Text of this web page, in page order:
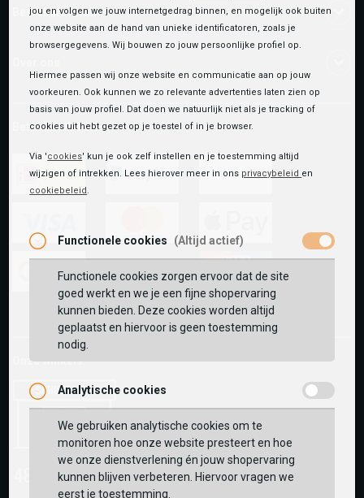
Bestelinformatie
Betaalmethoden
visa
fashion-
cheque
vvv-
giftcard
Onze winkels:
jou en volgen we jouw internetgedrag binnen, en mogelijk ook buiten
onze website aan de hand van unieke identificatoren, zoals je
browsergegevens. Wij bouwen zo jouw persoonlijke profiel op.
Hiermee passen wij onze website en communicatie aan op jouw
voorkeuren. Ook kunnen we zo relevante advertenties laten zien op
basis van jouw profiel. Dat doen we natuurlijk niet als je tracking of
cookies uit hebt gezet op je toestel of in je browser.
Via 'cookies' kun je ook zelf instellen en je toestemming altijd
wijzigen of intrekken. Lees hierover meer in ons privacybeleid en
cookiebeleid.
Functionele cookies (Altijd actief)
Functionele cookies zorgen ervoor dat de site
goed werkt en we je een fijne shopervaring
kunnen bieden. Deze cookies worden altijd
geplaatst en hiervoor is geen toestemming
nodig.
Analytische cookies
We gebruiken analytische cookies om te
monitoren hoe onze website presteert en hoe
we onze dienstverlening én jouw shopervaring
kunnen blijven verbeteren. Hiervoor vragen we
eerst je toestemming.